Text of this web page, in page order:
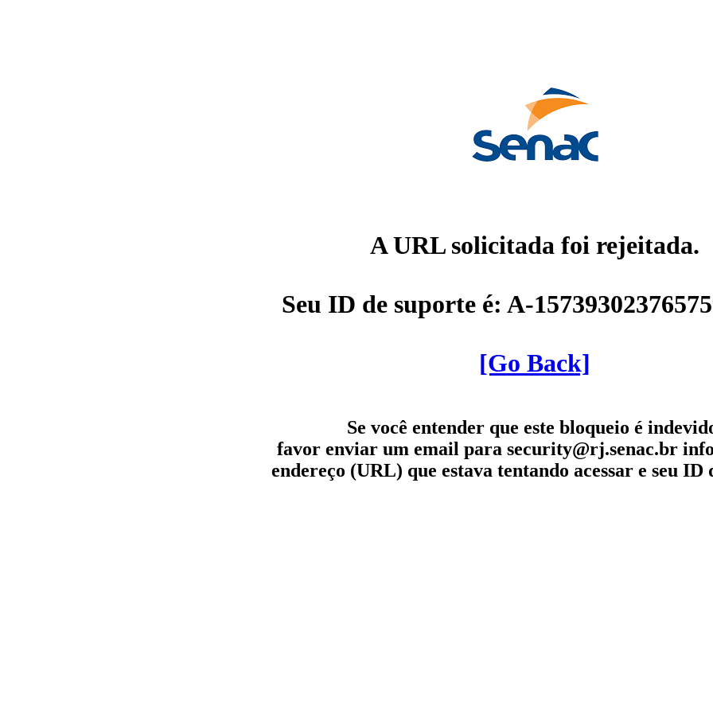
A URL solicitada foi rejeitada.
Seu ID de suporte é: A-
[Go Back]
Se você entender que este bloqueio é
favor enviar um email para security@rj.senac.br
endereço (URL) que estava tentando acessar e seu ID